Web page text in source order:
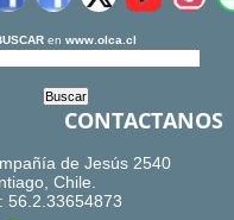
en www.olca.cl
CONTACTANOS
de Jesús 2540
Chile.
56.2.33654873